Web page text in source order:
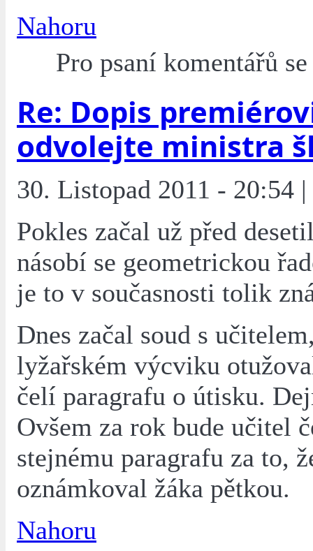
Nahoru
Pro psaní komentářů
Re: Dopis
odvolejte ministra
30. Listopad 2011 - 20:54
Pokles začal už před
násobí se geometrickou
je to v současnosti tolik
Dnes začal soud s
lyžařském výcviku
čelí paragrafu o útisku.
Ovšem za rok bude učitel
stejnému paragrafu za to,
oznámkoval žáka pětkou.
Nahoru